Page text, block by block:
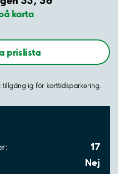
karta
prislista
för korttidsparkering.
17
Nej